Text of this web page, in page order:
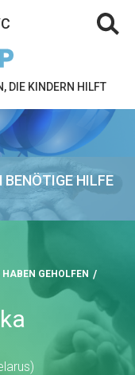
DIE KINDERN HILFT
BENÖTIGE HILFE
HABEN GEHOLFEN